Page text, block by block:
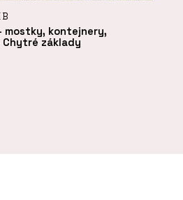
mostky, kontejnery,
základy